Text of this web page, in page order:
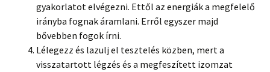
gyakorlatot elvégezni. Ettől az energiák a megfelelő
irányba fognak áramlani. Erről egyszer majd
bővebben fogok írni.
Lélegezz és lazulj el tesztelés közben, mert a
visszatartott légzés és a megfeszített izomzat